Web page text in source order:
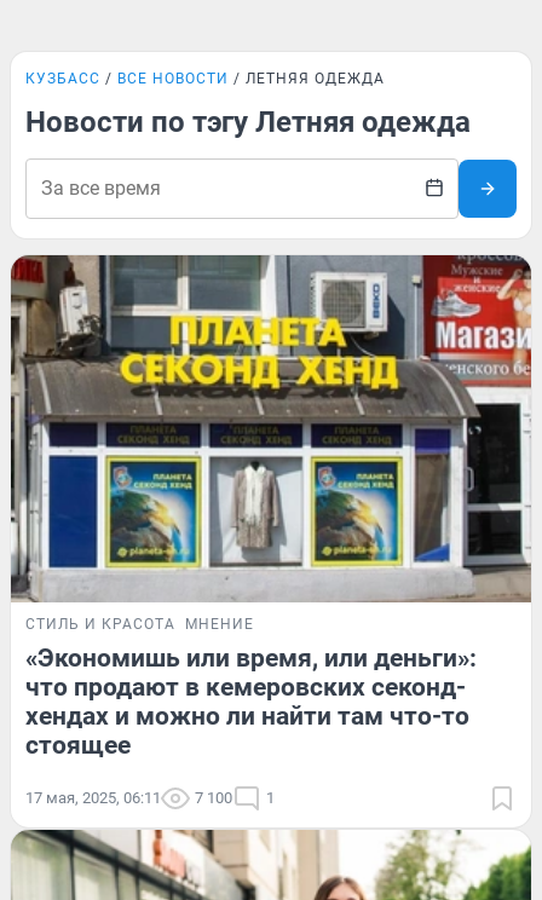
КУЗБАСС ВСЕ НОВОСТИ ЛЕТНЯЯ ОДЕЖДА
Новости по тэгу Летняя одежда
СТИЛЬ И КРАСОТА МНЕНИЕ
«Экономишь или время, или деньги»:
что продают в кемеровских секонд-
хендах и можно ли найти там что-то
стоящее
17 мая, 2025, 06:11 7 100 1